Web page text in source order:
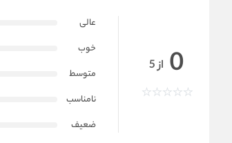
0 از 5
عالی
خوب
متوسط
نامناسب
ضعیف